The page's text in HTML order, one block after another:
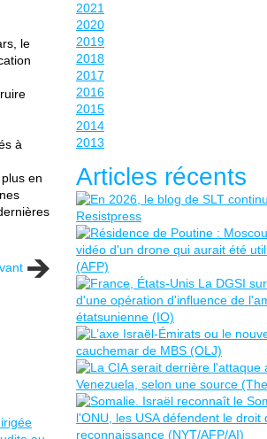
le
à
en
2021
2020
2019
2018
2017
2016
2015
2014
2013
Articles récents